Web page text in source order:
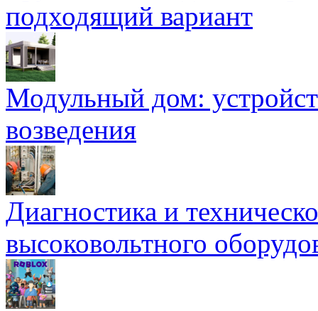
подходящий вариант
Модульный дом:
возведения
Диагностика и
высоковольтного